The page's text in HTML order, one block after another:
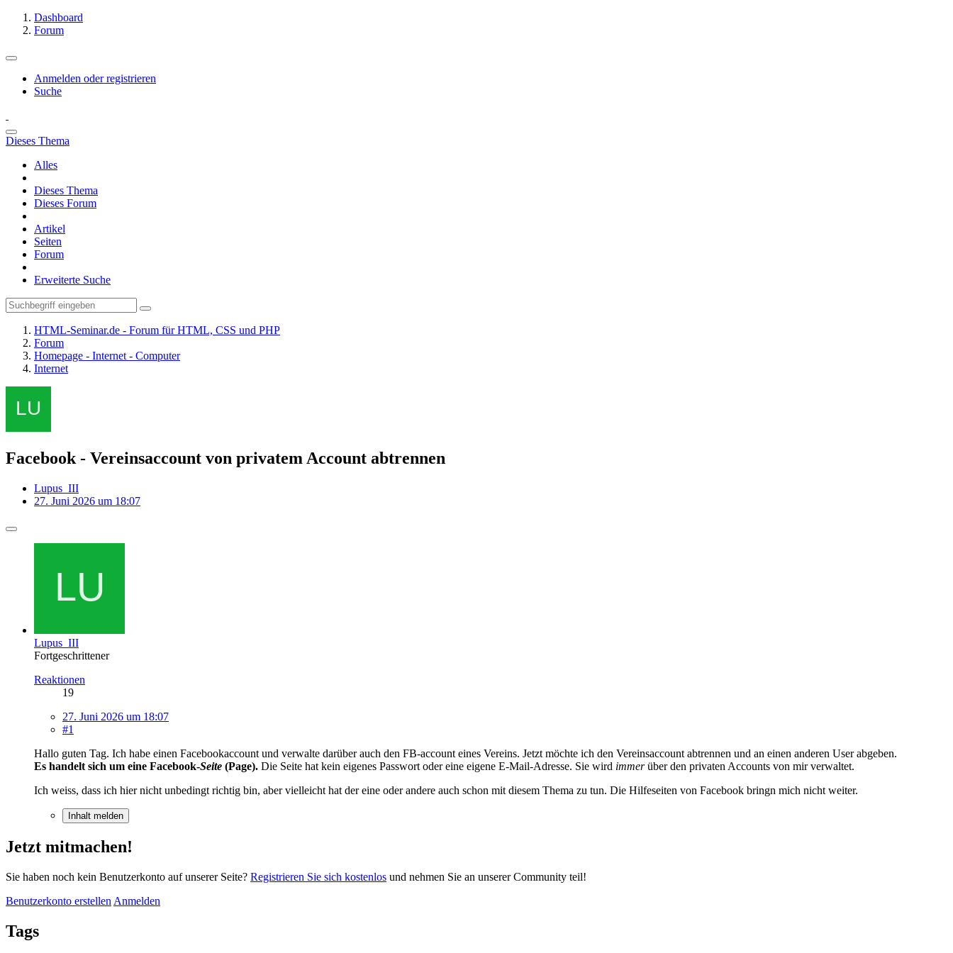
Dashboard
Forum
Anmelden oder registrieren
Suche
Dieses Thema
Alles
Dieses Thema
Dieses Forum
Artikel
Seiten
Forum
Erweiterte Suche
HTML-Seminar.de - Forum für HTML, CSS und PHP
Forum
Homepage - Internet - Computer
Internet
Facebook - Vereinsaccount von privatem Account abtrennen
Lupus_III
27. Juni 2026 um 18:07
Lupus_III
Fortgeschrittener
Reaktionen
19
27. Juni 2026 um 18:07
#1
Hallo guten Tag. Ich habe einen Facebookaccount und verwalte darüber auch den FB-account eines Vereins. Jetzt möchte ich den Vereinsaccount abtrennen und an einen anderen User abgeben.
Es handelt sich um eine Facebook-Seite (Page). Die Seite hat kein eigenes Passwort oder eine eigene E-Mail-Adresse. Sie wird immerüber den privaten Accounts von mir verwaltet.
Ich weiss, dass ich hier nicht unbedingt richtig bin, aber vielleicht hat der eine oder andere auch schon mit diesem Thema zu tun. Die Hilfeseiten von Facebook bringn mich nicht weiter.
Inhalt melden
Jetzt mitmachen!
Sie haben noch kein Benutzerkonto auf unserer Seite? Registrieren Sie sich kostenlos und nehmen Sie an unserer Community teil!
Benutzerkonto erstellen Anmelden
Tags